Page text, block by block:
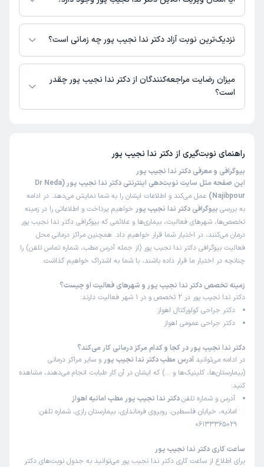
در حال حاضر اطلاعاتی درباره ارائه ویزیت آنلاین توسط دکتر ندا نجیب پور در
دسترس نیست. برای دریافت اطلاعات دقیق‌تر، لطفاً با مطب تماس بگیرید.
نزدیک‌ترین نوبت آزاد دکتر ندا نجیب پور چه زمانی است؟
زمان نوبت‌دهی و پذیرش بیماران با هماهنگی مطب مشخص می‌شود.
میزان رضایت مراجعه‌کنندگان از دکتر ندا نجیب پور چقدر
است؟
راهنمای نوبت‌گیری از دکتر ندا نجیب پور
بیوگرافی و معرفی دکتر ندا نجیب پور
این صفحه مثل سایت نوبت‌دهی اینترنتی دکتر ندا نجیب پور (Dr Neda
Najibpour)
عمل می‌کند و اطلاعات ایشان را به شما نمایش می‌دهد. در ادامه
به بررسی بیوگرافی دکتر ندا نجیب پور خواهیم پرداخت و اطلاعاتی را در زمینه
تخصص‌ها، شهرهای فعالیت، بیماری‌ها و علائمی که بیوگرافی دکتر ندا نجیب پور
درمان می‌کنند، در اختیار شما قرار خواهیم داد. همچنین مراکز درمانی محل
فعالیت بیوگرافی دکتر ندا نجیب پور (از جمله آدرس مطب، شماره تماس تلفن) را
چنانچه در اختیار ما قرار داده باشند، با شما به اشتراک خواهیم گذاشت.
زمینه تخصص دکتر ندا نجیب پور و شهرهای فعالیت او چیست؟
دکتر ندا نجیب پور در 2 تخصص و در 1 شهر فعالیت دارند:
دکتر جراحی کولورکتال اهواز
دکتر جراحی عمومی اهواز
دکتر ندا نجیب پور در کجا و کدام مرکز درمانی کار می‌کند؟
در ادامه می‌توانید آدرس مطب دکتر ندا نجیب پور و سایر مراکز درمانی
(بیمارستان‌ها، کلینیک‌ها و …) که ایشان در آن کار طبابت انجام می‌دهند، مشاهده
کنید:
آدرس و شماره تلفندکتر ندا نجیب پور مطب امانیه اهواز
امانیه، خیابان فلسطین، روبروی فرمانداری، بیمارستان رازی، شماره تلفن:
06133365029
ساعت کاری دکتر ندا نجیب پور
برای اطلاع از ساعت کاری دکتر ندا نجیب پور می‌توانید به جدول نوبت‌های دکتر